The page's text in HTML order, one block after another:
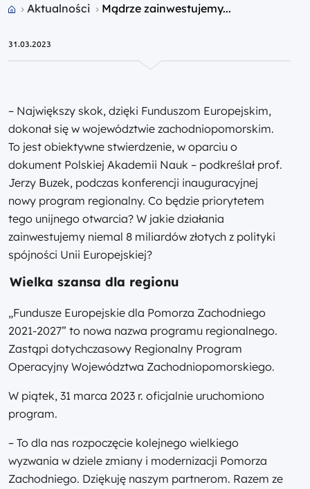
Przejdź do strony głównej portalu
Aktualności Mądrze zainwestujemy...
31.03.2023
– Największy skok, dzięki Funduszom Europejskim,
dokonał się w województwie zachodniopomorskim.
To jest obiektywne stwierdzenie, w oparciu o
dokument Polskiej Akademii Nauk – podkreślał prof.
Jerzy Buzek, podczas konferencji inauguracyjnej
nowy program regionalny. Co będzie priorytetem
tego unijnego otwarcia? W jakie działania
zainwestujemy niemal 8 miliardów złotych z polityki
spójności Unii Europejskiej?
Wielka szansa dla regionu
„Fundusze Europejskie dla Pomorza Zachodniego
2021-2027” to nowa nazwa programu regionalnego.
Zastąpi dotychczasowy Regionalny Program
Operacyjny Województwa Zachodniopomorskiego.
W piątek, 31 marca 2023 r. oficjalnie uruchomiono
program.
– To dla nas rozpoczęcie kolejnego wielkiego
wyzwania w dziele zmiany i modernizacji Pomorza
Zachodniego. Dziękuję naszym partnerom. Razem ze